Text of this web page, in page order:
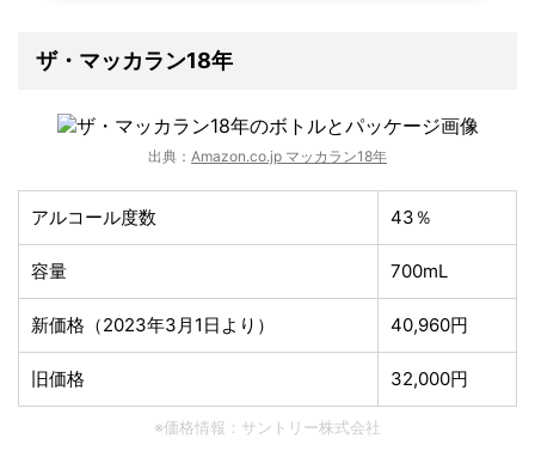
ザ・マッカラン18年
出典： Amazon.co.jp マッカラン18年
アルコール度数 43％
容量 700mL
新価格（2023年3月1日より） 40,960円
旧価格 32,000円
※価格情報：サントリー株式会社